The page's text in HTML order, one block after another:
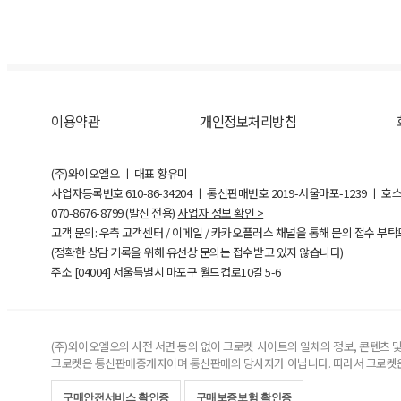
이용약관 개인정보처리방침
(주)와이오엘오 ㅣ 대표 황유미
사업자등록번호610-86-34204ㅣ 통신판매번호 2019-서울마포-1239 ㅣ 호
070-8676-8799 (발신 전용) 사업자 정보 확인 >
고객 문의: 우측 고객센터 / 이메일 / 카카오플러스 채널을 통해 문의 접수 부
(정확한 상담 기록을 위해 유선상 문의는 접수받고 있지 않습니다)
주소 [04004] 서울특별시 마포구 월드컵로10길5-6
(주)와이오엘오의 사전 서면 동의 없이 크로켓 사이트의 일체의 정보, 콘텐츠
크로켓은 통신판매중개자이며 통신판매의 당사자가 아닙니다. 따라서 크로
구매안전서비스 확인증 구매보증보험 확인증